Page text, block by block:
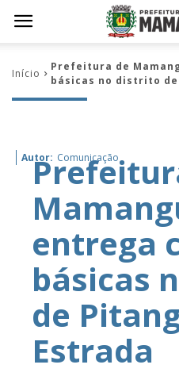
Início
Prefeitura de
básicas no distrito
Autor: Comunicação
entrega
básicas
de
Estrada